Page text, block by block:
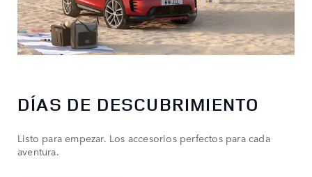
DÍAS DE DESCUBRIMIENTO
Listo para empezar. Los accesorios perfectos para cada
aventura.